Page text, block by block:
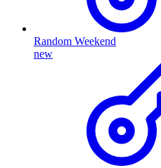
Random Weekend
new